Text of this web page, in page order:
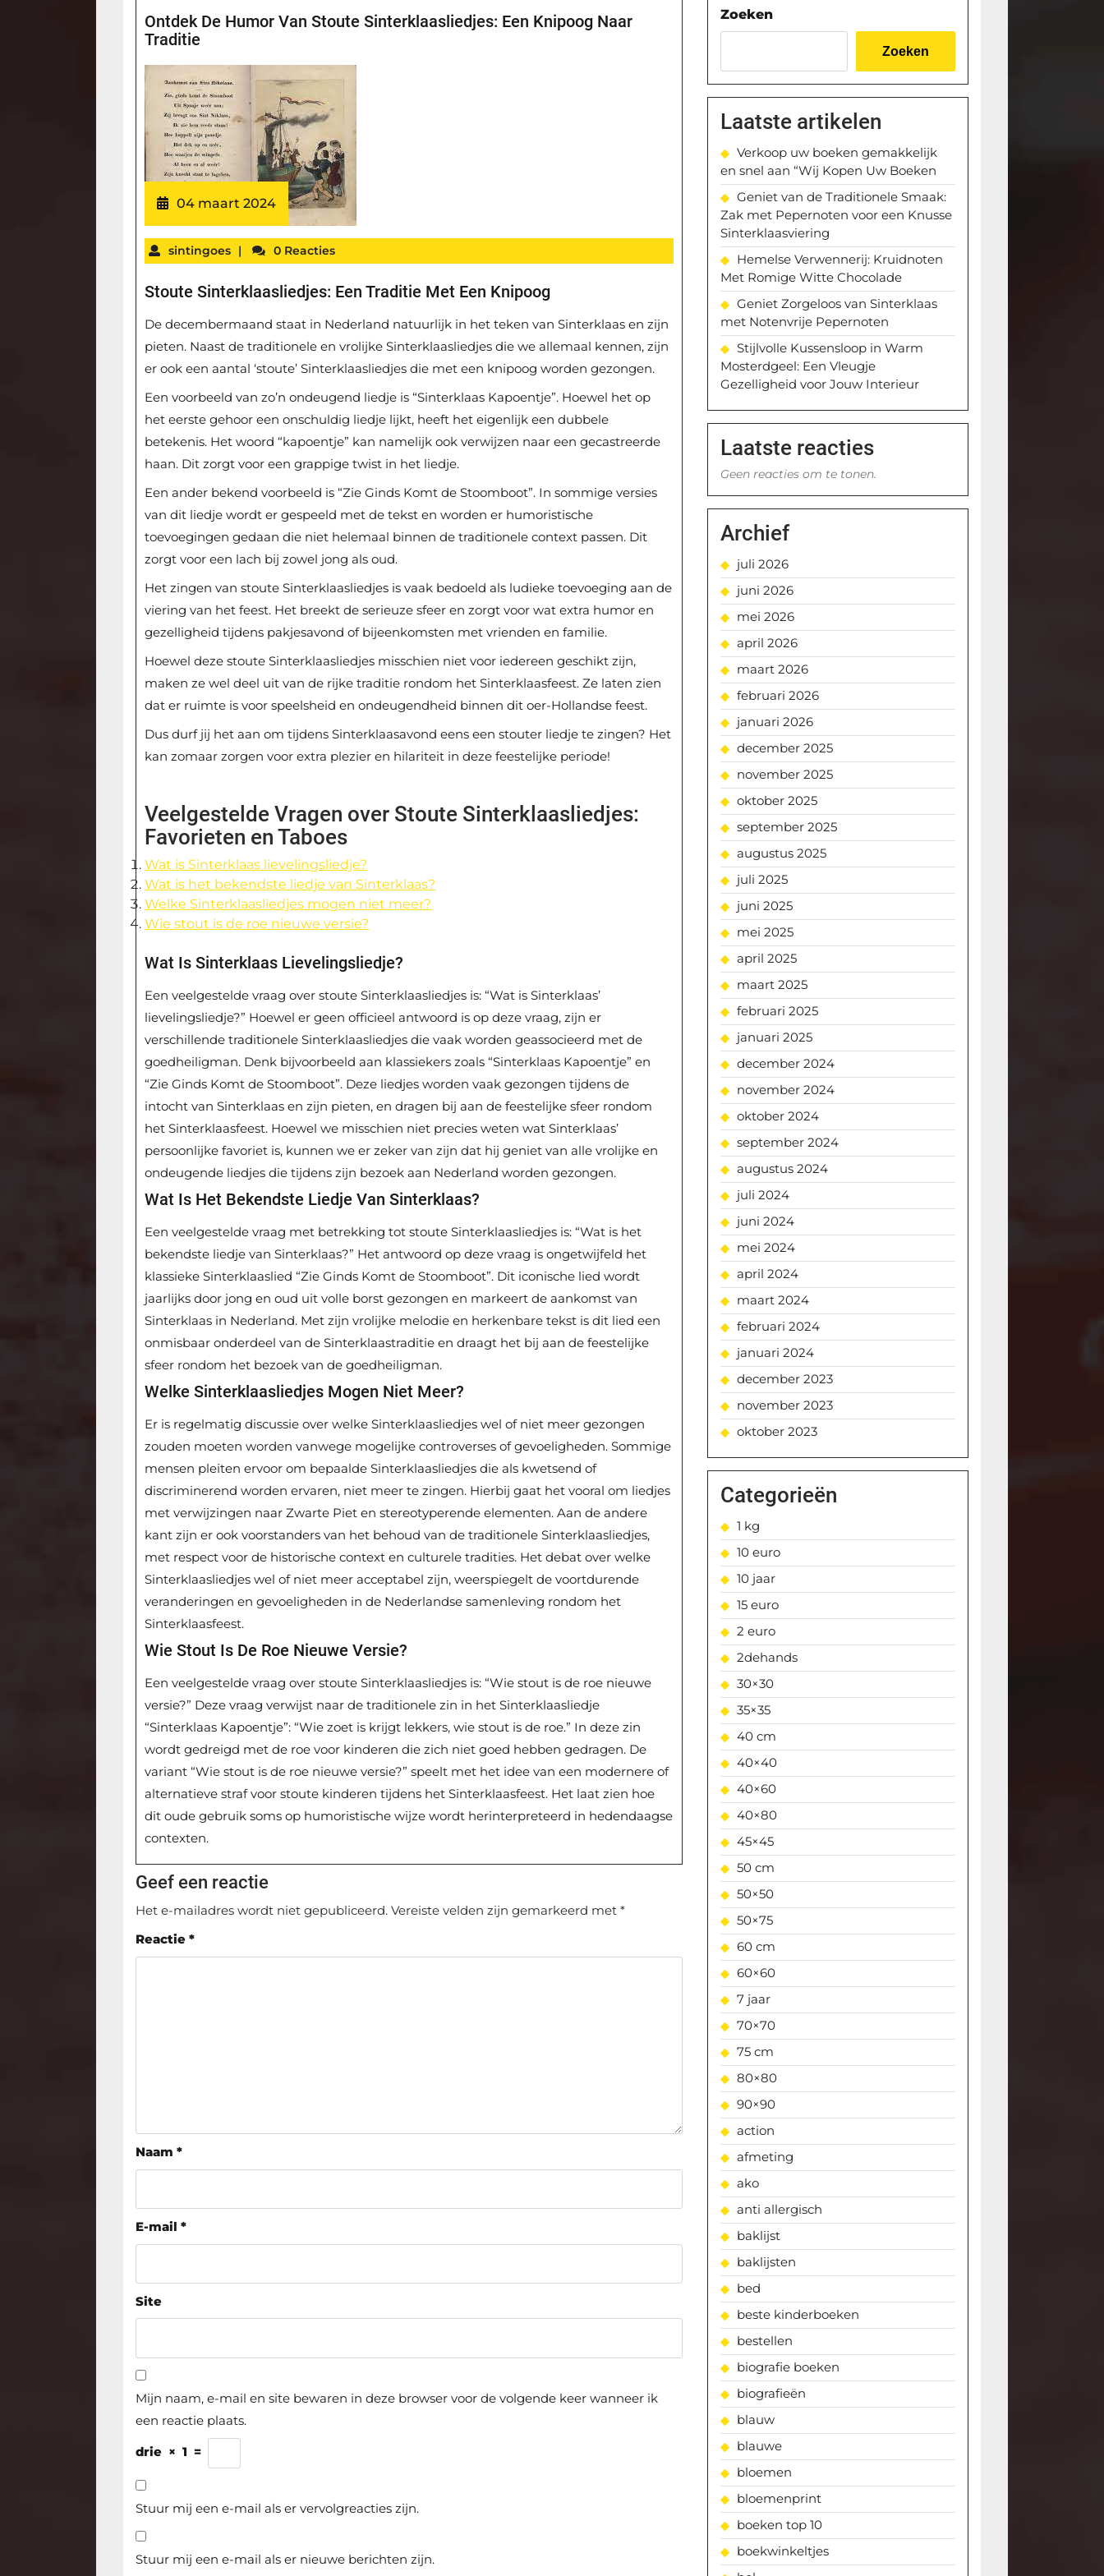
Ontdek De Humor Van Stoute Sinterklaasliedjes: Een Knipoog Naar
Traditie
04 maart 2024
sintingoes | 0 Reacties
Stoute Sinterklaasliedjes: Een Traditie Met Een Knipoog
De decembermaand staat in Nederland natuurlijk in het teken van Sinterklaas en zijn
pieten. Naast de traditionele en vrolijke Sinterklaasliedjes die we allemaal kennen, zijn
er ook een aantal ‘stoute’ Sinterklaasliedjes die met een knipoog worden gezongen.
Een voorbeeld van zo’n ondeugend liedje is “Sinterklaas Kapoentje”. Hoewel het op
het eerste gehoor een onschuldig liedje lijkt, heeft het eigenlijk een dubbele
betekenis. Het woord “kapoentje” kan namelijk ook verwijzen naar een gecastreerde
haan. Dit zorgt voor een grappige twist in het liedje.
Een ander bekend voorbeeld is “Zie Ginds Komt de Stoomboot”. In sommige versies
van dit liedje wordt er gespeeld met de tekst en worden er humoristische
toevoegingen gedaan die niet helemaal binnen de traditionele context passen. Dit
zorgt voor een lach bij zowel jong als oud.
Het zingen van stoute Sinterklaasliedjes is vaak bedoeld als ludieke toevoeging aan de
viering van het feest. Het breekt de serieuze sfeer en zorgt voor wat extra humor en
gezelligheid tijdens pakjesavond of bijeenkomsten met vrienden en familie.
Hoewel deze stoute Sinterklaasliedjes misschien niet voor iedereen geschikt zijn,
maken ze wel deel uit van de rijke traditie rondom het Sinterklaasfeest. Ze laten zien
dat er ruimte is voor speelsheid en ondeugendheid binnen dit oer-Hollandse feest.
Dus durf jij het aan om tijdens Sinterklaasavond eens een stouter liedje te zingen? Het
kan zomaar zorgen voor extra plezier en hilariteit in deze feestelijke periode!
Veelgestelde Vragen over Stoute Sinterklaasliedjes:
Favorieten en Taboes
Wat is Sinterklaas lievelingsliedje?
Wat is het bekendste liedje van Sinterklaas?
Welke Sinterklaasliedjes mogen niet meer?
Wie stout is de roe nieuwe versie?
Wat Is Sinterklaas Lievelingsliedje?
Een veelgestelde vraag over stoute Sinterklaasliedjes is: “Wat is Sinterklaas’
lievelingsliedje?” Hoewel er geen officieel antwoord is op deze vraag, zijn er
verschillende traditionele Sinterklaasliedjes die vaak worden geassocieerd met de
goedheiligman. Denk bijvoorbeeld aan klassiekers zoals “Sinterklaas Kapoentje” en
“Zie Ginds Komt de Stoomboot”. Deze liedjes worden vaak gezongen tijdens de
intocht van Sinterklaas en zijn pieten, en dragen bij aan de feestelijke sfeer rondom
het Sinterklaasfeest. Hoewel we misschien niet precies weten wat Sinterklaas’
persoonlijke favoriet is, kunnen we er zeker van zijn dat hij geniet van alle vrolijke en
ondeugende liedjes die tijdens zijn bezoek aan Nederland worden gezongen.
Wat Is Het Bekendste Liedje Van Sinterklaas?
Een veelgestelde vraag met betrekking tot stoute Sinterklaasliedjes is: “Wat is het
bekendste liedje van Sinterklaas?” Het antwoord op deze vraag is ongetwijfeld het
klassieke Sinterklaaslied “Zie Ginds Komt de Stoomboot”. Dit iconische lied wordt
jaarlijks door jong en oud uit volle borst gezongen en markeert de aankomst van
Sinterklaas in Nederland. Met zijn vrolijke melodie en herkenbare tekst is dit lied een
onmisbaar onderdeel van de Sinterklaastraditie en draagt het bij aan de feestelijke
sfeer rondom het bezoek van de goedheiligman.
Welke Sinterklaasliedjes Mogen Niet Meer?
Er is regelmatig discussie over welke Sinterklaasliedjes wel of niet meer gezongen
zouden moeten worden vanwege mogelijke controverses of gevoeligheden. Sommige
mensen pleiten ervoor om bepaalde Sinterklaasliedjes die als kwetsend of
discriminerend worden ervaren, niet meer te zingen. Hierbij gaat het vooral om liedjes
met verwijzingen naar Zwarte Piet en stereotyperende elementen. Aan de andere
kant zijn er ook voorstanders van het behoud van de traditionele Sinterklaasliedjes,
met respect voor de historische context en culturele tradities. Het debat over welke
Sinterklaasliedjes wel of niet meer acceptabel zijn, weerspiegelt de voortdurende
veranderingen en gevoeligheden in de Nederlandse samenleving rondom het
Sinterklaasfeest.
Wie Stout Is De Roe Nieuwe Versie?
Een veelgestelde vraag over stoute Sinterklaasliedjes is: “Wie stout is de roe nieuwe
versie?” Deze vraag verwijst naar de traditionele zin in het Sinterklaasliedje
“Sinterklaas Kapoentje”: “Wie zoet is krijgt lekkers, wie stout is de roe.” In deze zin
wordt gedreigd met de roe voor kinderen die zich niet goed hebben gedragen. De
variant “Wie stout is de roe nieuwe versie?” speelt met het idee van een modernere of
alternatieve straf voor stoute kinderen tijdens het Sinterklaasfeest. Het laat zien hoe
dit oude gebruik soms op humoristische wijze wordt herinterpreteerd in hedendaagse
contexten.
Geef een reactie
Het e-mailadres wordt niet gepubliceerd. Vereiste velden zijn gemarkeerd met*
Reactie*
Naam*
E-mail*
Site
Mijn naam, e-mail en site bewaren in deze browser voor de volgende keer wanneer ik
een reactie plaats.
drie × 1 =
Stuur mij een e-mail als er vervolgreacties zijn.
Stuur mij een e-mail als er nieuwe berichten zijn.
Zoeken
Zoeken
Laatste artikelen
Verkoop uw boeken gemakkelijk
en snel aan “Wij Kopen Uw Boeken
Geniet van de Traditionele Smaak:
Zak met Pepernoten voor een Knusse
Sinterklaasviering
Hemelse Verwennerij: Kruidnoten
Met Romige Witte Chocolade
Geniet Zorgeloos van Sinterklaas
met Notenvrije Pepernoten
Stijlvolle Kussensloop in Warm
Mosterdgeel: Een Vleugje
Gezelligheid voor Jouw Interieur
Laatste reacties
Geen reacties om te tonen.
Archief
juli 2026
juni 2026
mei 2026
april 2026
maart 2026
februari 2026
januari 2026
december 2025
november 2025
oktober 2025
september 2025
augustus 2025
juli 2025
juni 2025
mei 2025
april 2025
maart 2025
februari 2025
januari 2025
december 2024
november 2024
oktober 2024
september 2024
augustus 2024
juli 2024
juni 2024
mei 2024
april 2024
maart 2024
februari 2024
januari 2024
december 2023
november 2023
oktober 2023
Categorieën
1 kg
10 euro
10 jaar
15 euro
2 euro
2dehands
30×30
35×35
40 cm
40×40
40×60
40×80
45×45
50 cm
50×50
50×75
60 cm
60×60
7 jaar
70×70
75 cm
80×80
90×90
action
afmeting
ako
anti allergisch
baklijst
baklijsten
bed
beste kinderboeken
bestellen
biografie boeken
biografieën
blauw
blauwe
bloemen
bloemenprint
boeken top 10
boekwinkeltjes